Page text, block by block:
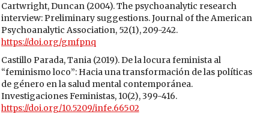
Cartwright, Duncan (2004). The psychoanalytic research
interview: Preliminary suggestions. Journal of the American
Psychoanalytic Association, 52(1), 209-242.
https://doi.org/gmfpnq
Castillo Parada, Tania (2019). De la locura feminista al
“feminismo loco”: Hacia una transformación de las políticas
de género en la salud mental contemporánea.
Investigaciones Feministas, 10(2), 399-416.
https://doi.org/10.5209/infe.66502